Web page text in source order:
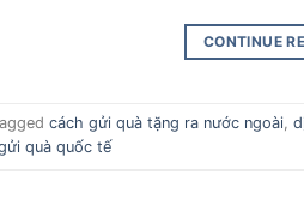
CONTINUE
cách gửi quà tặng ra nước ngoài,
quà quốc tế